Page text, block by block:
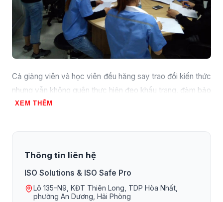
Cả giảng viên và học viên đều hăng say trao đổi kiến thức
nhưng vẫn không quên thực hiện đeo khẩu trang, đảm bảo
sức khỏe cho bản thân và cộng đồng.
Học viên đông nhưng vẫn đảm bảo khoảng cách an toàn,
XEM THÊM
Thông tin liên hệ
ISO Solutions & ISO Safe Pro
Lô 135-N9, KĐT Thiên Long, TDP Hòa Nhất,
phường An Dương, Hải Phòng